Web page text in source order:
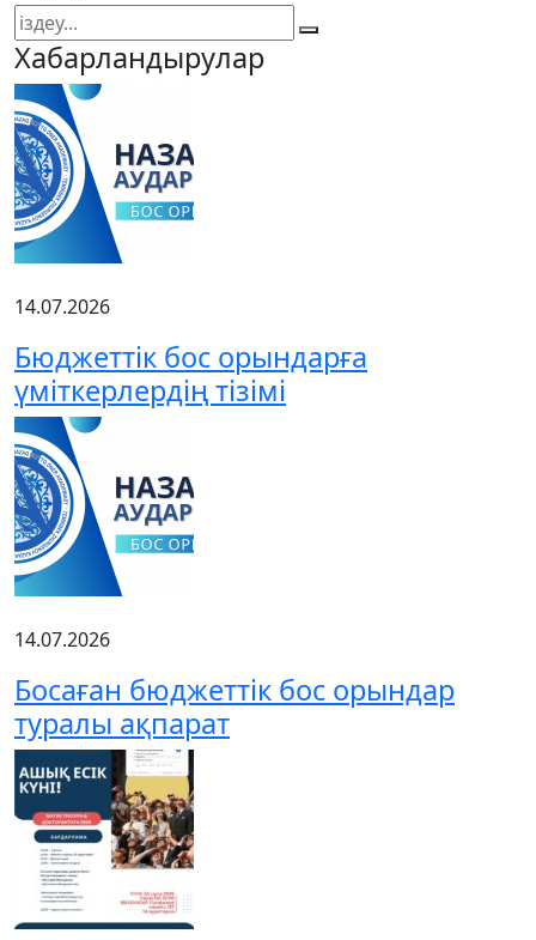
Хабарландырулар
14.07.2026
Бюджеттік бос орындарға
үміткерлердің тізімі
14.07.2026
Босаған бюджеттік бос орындар
туралы ақпарат